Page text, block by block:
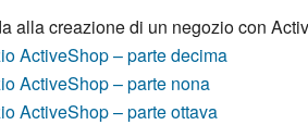
alla creazione di un negozio con
ActiveShop – parte decima
ActiveShop – parte nona
ActiveShop – parte ottava